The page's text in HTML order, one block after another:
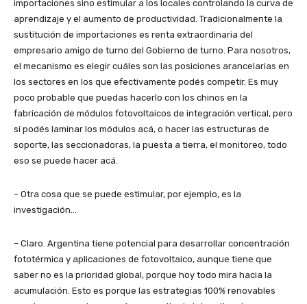
importaciones sino estimular a los locales controlando la curva de
aprendizaje y el aumento de productividad. Tradicionalmente la
sustitución de importaciones es renta extraordinaria del
empresario amigo de turno del Gobierno de turno. Para nosotros,
el mecanismo es elegir cuáles son las posiciones arancelarias en
los sectores en los que efectivamente podés competir. Es muy
poco probable que puedas hacerlo con los chinos en la
fabricación de módulos fotovoltaicos de integración vertical, pero
sí podés laminar los módulos acá, o hacer las estructuras de
soporte, las seccionadoras, la puesta a tierra, el monitoreo, todo
eso se puede hacer acá.
– Otra cosa que se puede estimular, por ejemplo, es la
investigación…
– Claro. Argentina tiene potencial para desarrollar concentración
fototérmica y aplicaciones de fotovoltaico, aunque tiene que
saber no es la prioridad global, porque hoy todo mira hacia la
acumulación. Esto es porque las estrategias 100% renovables